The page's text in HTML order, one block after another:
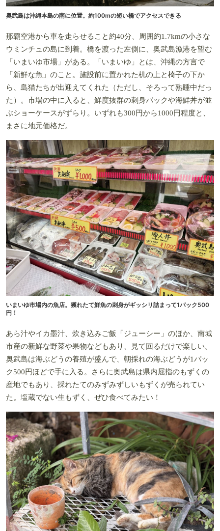
奥武島は沖縄本島の南に位置。約100mの短い橋でアクセスできる
那覇空港から車を走らせること約40分、周囲約1.7kmの小さな
ウミンチュの島に到着。橋を渡った左側に、奥武島漁港を望む
「いまいゆ市場」がある。「いまいゆ」とは、沖縄の方言で
「新鮮な魚」のこと。施設前に置かれた机の上と椅子の下か
ら、島猫たちが出迎えてくれた（ただし、そろって熟睡中だっ
た）。市場の中に入ると、鮮度抜群の刺身パックや海鮮丼が並
ぶショーケースがずらり。いずれも300円から1000円程度と、
まさに地元価格だ。
いまいゆ市場内の魚店。獲れたて鮮魚の刺身がギッシリ詰まって1パック500
円！
あら汁やイカ墨汁、炊き込みご飯「ジューシー」のほか、南城
市産の新鮮な野菜や果物などもあり、見て回るだけで楽しい。
奥武島は海ぶどうの養殖が盛んで、朝採れの海ぶどうが1パッ
ク500円ほどで手に入る。さらに奥武島は県内屈指のもずくの
産地でもあり、採れたてのみずみずしいもずくが売られてい
た。塩蔵でない生もずく、ぜひ食べてみたい！